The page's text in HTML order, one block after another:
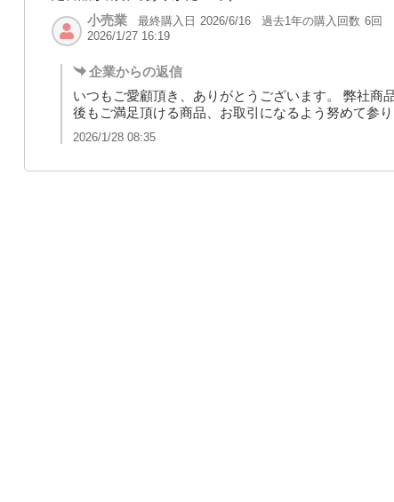
小売業
最終購入日 2026/6/16 過去1年の購入回数 6回
2026/1/27 16:19
企業からの返信
いつもご愛顧頂き、ありがとうございます。 弊社商
後もご満足頂ける商品、お取引になるよう努めて参
2026/1/28 08:35